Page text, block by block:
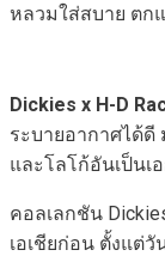
หลวมใส่สบาย ตก
Dickies x H-D
ระบายอากาศได้
และโลโก้อันเป็น
คอลเลกชัน
เอเชียก่อน ตั้งแต่